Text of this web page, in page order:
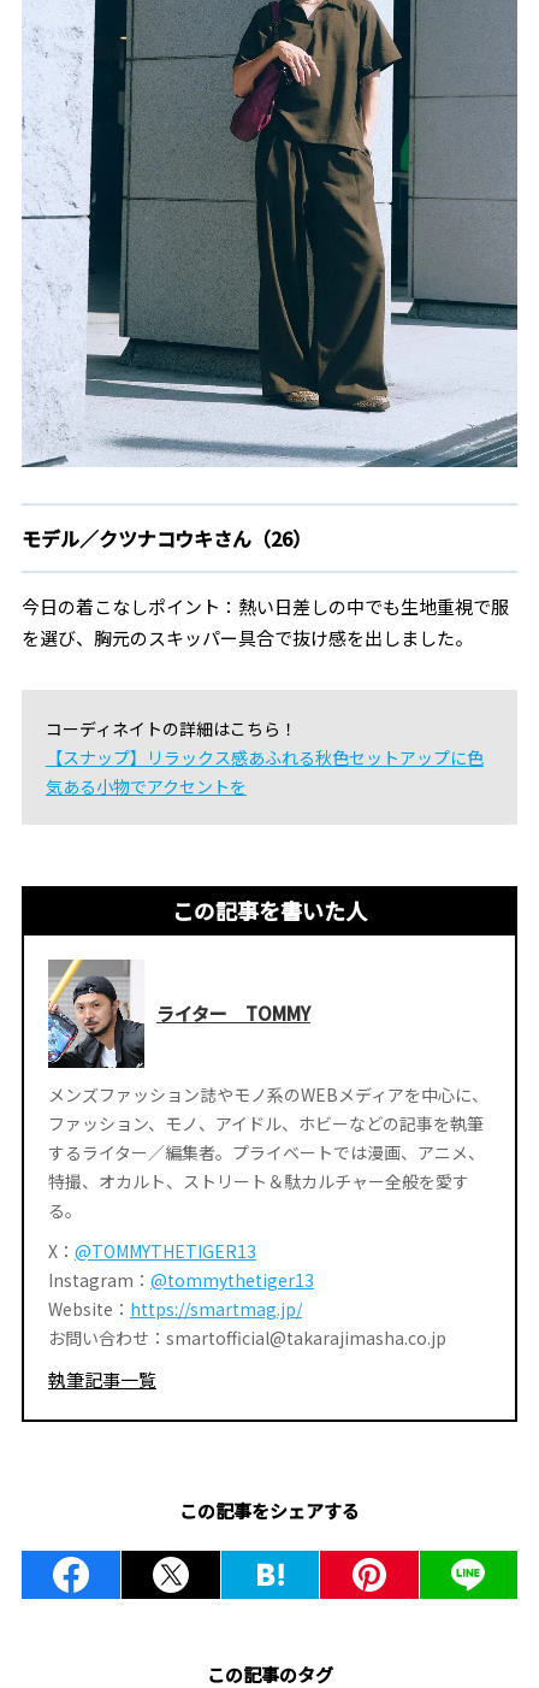
モデル／クツナコウキさん（26）
今日の着こなしポイント：熱い日差しの中でも生地重視で服
を選び、胸元のスキッパー具合で抜け感を出しました。
コーディネイトの詳細はこちら！
【スナップ】リラックス感あふれる秋色セットアップに色
気ある小物でアクセントを
この記事を書いた人
ライター TOMMY
メンズファッション誌やモノ系のWEBメディアを中心に、
ファッション、モノ、アイドル、ホビーなどの記事を執筆
するライター／編集者。プライベートでは漫画、アニメ、
特撮、オカルト、ストリート＆駄カルチャー全般を愛す
る。
X： @TOMMYTHETIGER13
Instagram： @tommythetiger13
Website： https://smartmag.jp/
お問い合わせ：smartofficial@takarajimasha.co.jp
執筆記事一覧
この記事をシェアする
この記事のタグ